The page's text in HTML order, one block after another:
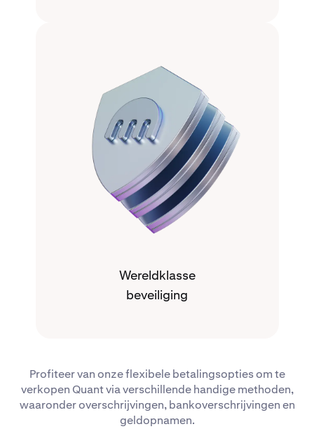
Wereldklasse
beveiliging
Profiteer van onze flexibele betalingsopties om te
verkopen Quant via verschillende handige methoden,
waaronder overschrijvingen, bankoverschrijvingen en
geldopnamen.